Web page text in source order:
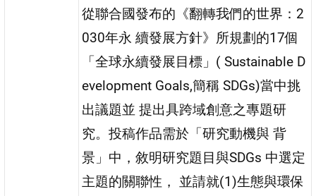
從聯合國發布的《翻轉我們的世界：2
030年永 續發展方針》所規劃的17個
「全球永續發展目標」( Sustainable D
evelopment Goals,簡稱 SDGs)當中挑
出議題並 提出具跨域創意之專題研
究。投稿作品需於「研究動機與 背
景」中，敘明研究題目與SDGs 中選定
主題的關聯性， 並請就(1)生態與環保